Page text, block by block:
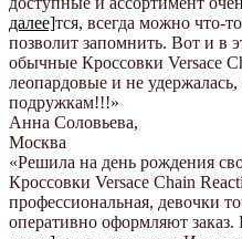
далее]тся, всегда можно что-
позволит запомнить. Вот и в
обычные Кроссовки Versace
леопардовые и не удержалась,
подружкам!!!»
Анна Соловьева,
Москва
«Решила на день рождения
Кроссовки Versace Chain
профессиональная, девочки
оперативно оформляют заказ.